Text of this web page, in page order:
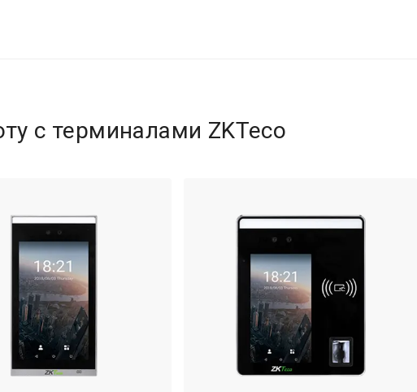
с терминалами ZKTeco